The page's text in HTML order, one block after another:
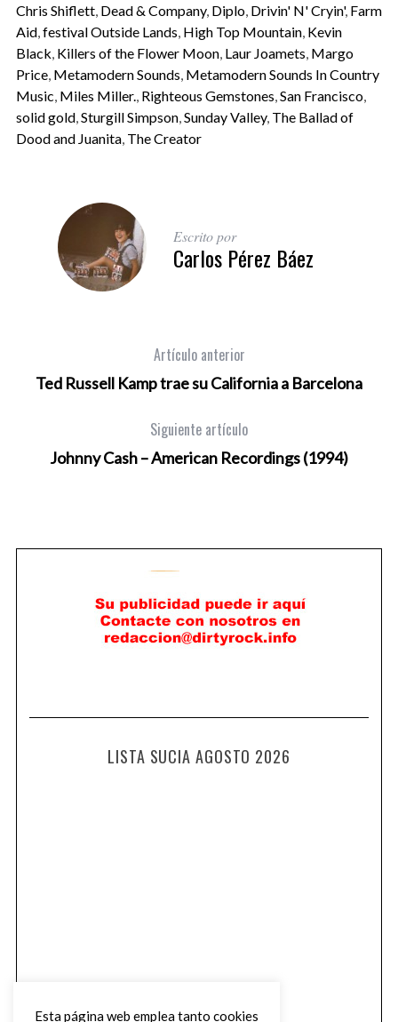
Chris Shiflett, Dead & Company, Diplo, Drivin' N' Cryin', Farm
Aid, festival Outside Lands High Top Mountain, Kevin
Black Killers of the Flower Moon, Laur Joamets Margo
Price, Metamodern Sounds Metamodern Sounds In Country
Music Miles Miller. Righteous Gemstones San Francisco,
solid gold, Sturgill Simpson, Sunday Valley, The Ballad of
Dood and Juanita, The Creator
Escrito por
Carlos Pérez Báez
Artículo anterior
Ted Russell Kamp trae su California a Barcelona
Siguiente artículo
Johnny Cash – American Recordings (1994)
LISTA SUCIA AGOSTO 2026
Esta página web emplea tanto cookies